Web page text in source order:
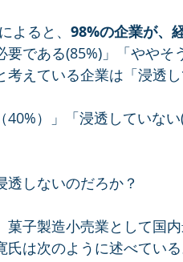
よると、 98%の企業が、
要である(85%)」「やや
えている企業は「浸透
）」「浸透していない
しないのだろか？
子製造小売業として国
は次のように述べている